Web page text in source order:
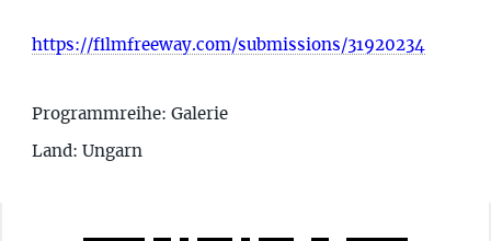
https://filmfreeway.com/submissions/31920234
Programmreihe: Galerie
Land: Ungarn